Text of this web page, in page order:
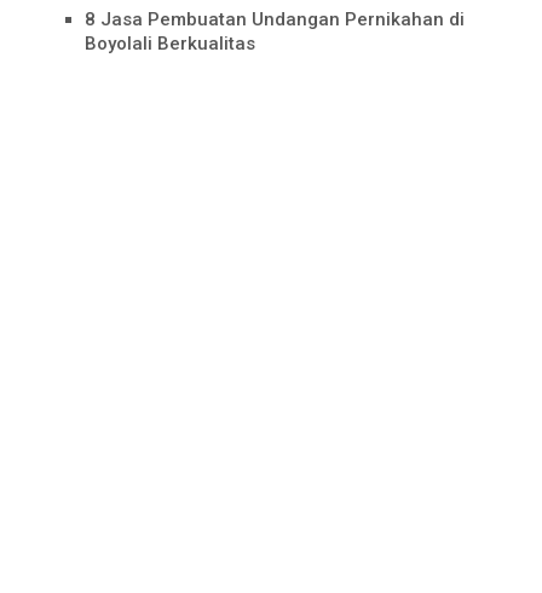
8 Jasa Pembuatan Undangan Pernikahan di
Boyolali Berkualitas